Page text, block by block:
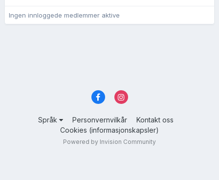
Ingen innloggede medlemmer aktive
Språk Personvernvilkår
Kontakt oss
Cookies (informasjonskapsler)
Powered by Invision Community